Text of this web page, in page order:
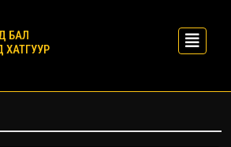
БАЛ
ХАТГУУР